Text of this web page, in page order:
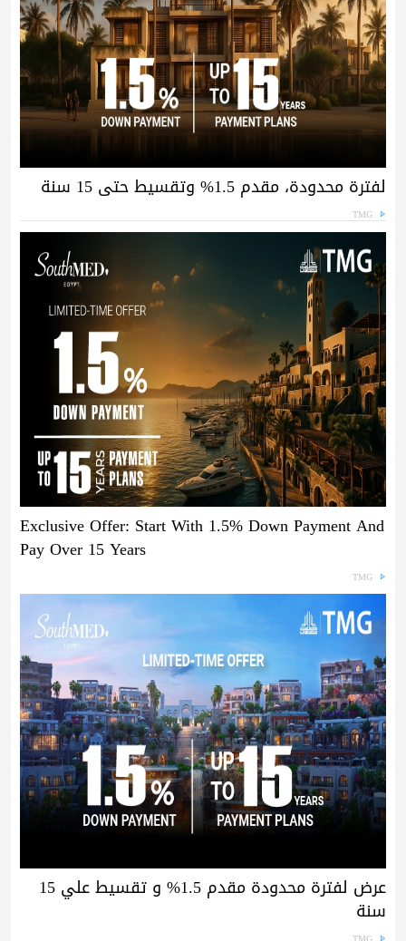
لفترة محدودة، مقدم 1.5% وتقسيط حتى 15 سنة
TMG
Exclusive Offer: Start With 1.5% Down Payment And
Pay Over 15 Years
TMG
عرض لفترة محدودة مقدم 1.5% و تقسيط علي 15
سنة